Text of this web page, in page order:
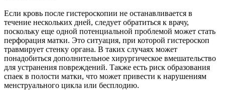
Если кровь после гистероскопии не останавливается в
течение нескольких дней, следует обратиться к врачу,
поскольку еще одной потенциальной проблемой может стать
перфорация матки. Это ситуация, при которой гистероскоп
травмирует стенку органа. В таких случаях может
понадобиться дополнительное хирургическое вмешательство
для устранения повреждений. Также есть риск образования
спаек в полости матки, что может привести к нарушениям
менструального цикла или бесплодию.